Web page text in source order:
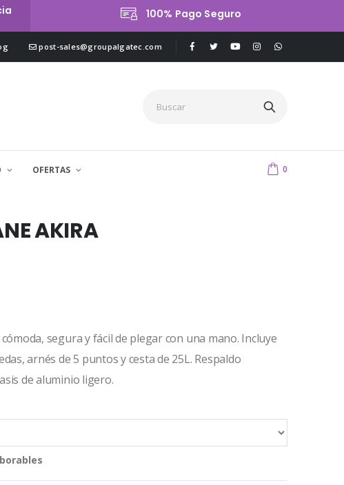
100% Pago Seguro
post-sales@groupalgatec.com
OFERTAS 0
AKIRA
segura y fácil de plegar con una mano. Incluye
arnés de 5 puntos y cesta de 25L. Respaldo
de aluminio ligero.